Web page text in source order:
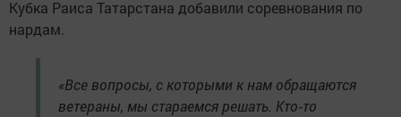
Кубка Раиса Татарстана добавили соревнования по
нардам.
«Все вопросы, с которыми к нам обращаются
ветераны, мы стараемся решать. Кто‑то